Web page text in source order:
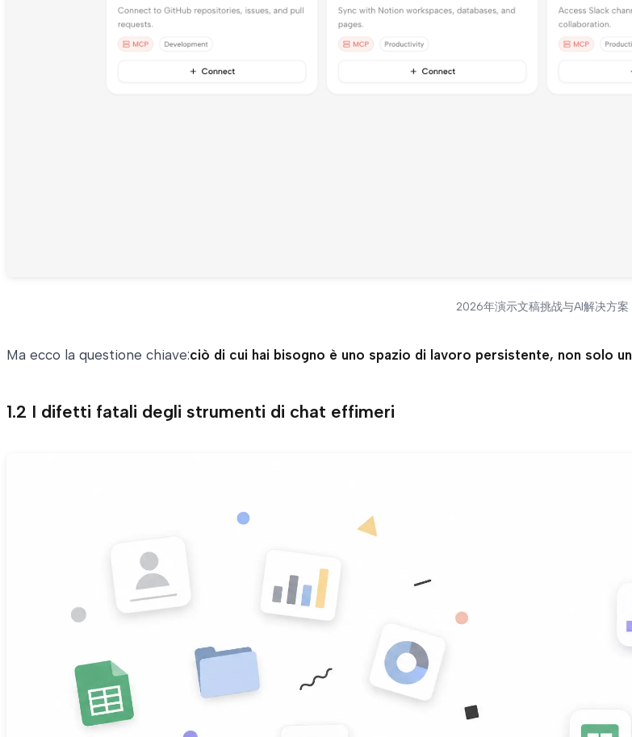
2026年演示文稿挑战与AI解决方案
Ma ecco la questione chiave:ciò di cui hai bisogno è uno spazio di lavoro persistente, non solo
1.2 I difetti fatali degli strumenti di chat effimeri